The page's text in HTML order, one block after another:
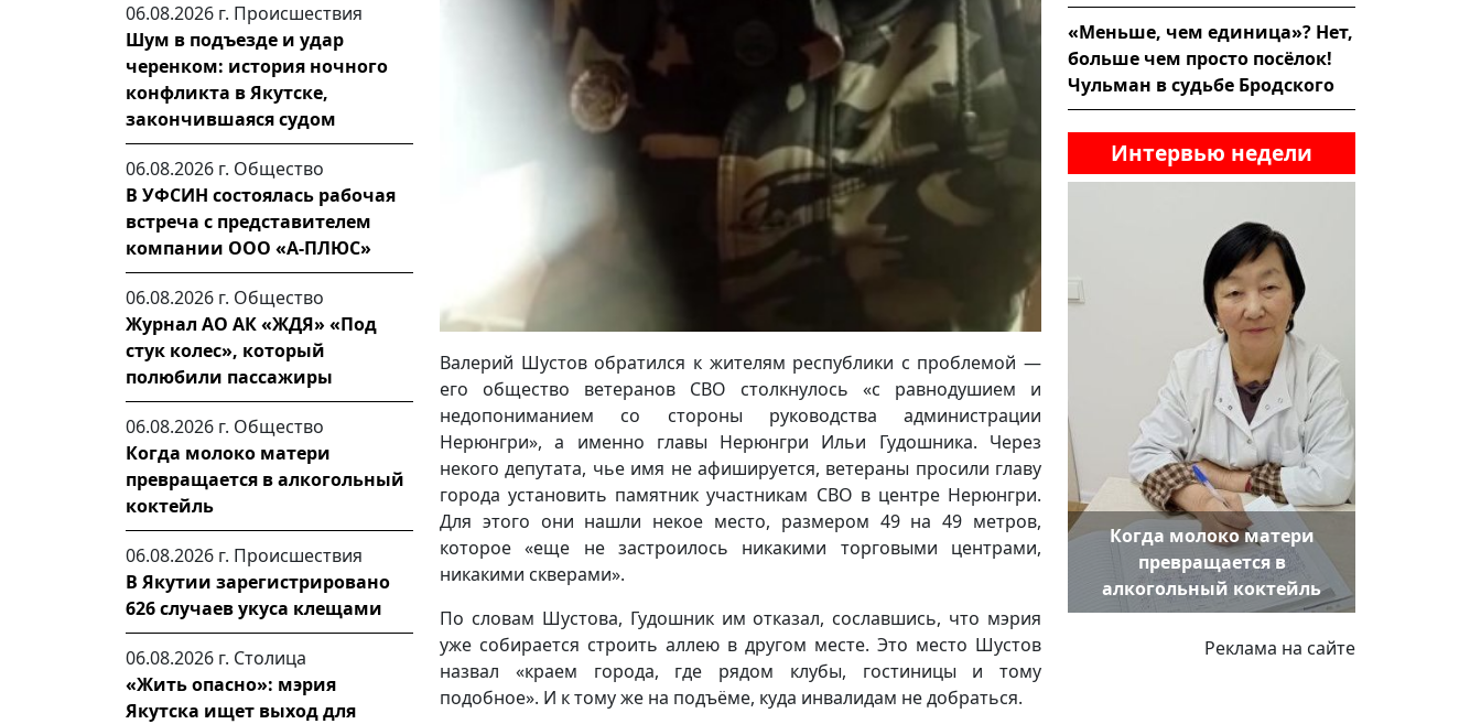
06.08.2026 г. Происшествия
Шум в подъезде и удар
черенком: история ночного
конфликта в Якутске,
закончившаяся судом
06.08.2026 г. Общество
В УФСИН состоялась рабочая
встреча с представителем
компании ООО «А-ПЛЮС»
06.08.2026 г. Общество
Журнал АО АК «ЖДЯ» «Под
стук колес», который
полюбили пассажиры
06.08.2026 г. Общество
Когда молоко матери
превращается в алкогольный
коктейль
06.08.2026 г. Происшествия
В Якутии зарегистрировано
626 случаев укуса клещами
06.08.2026 г. Столица
«Жить опасно»: мэрия
Якутска ищет выход для
Валерий Шустов обратился к жителям республики с проблемой —
его общество ветеранов СВО столкнулось «с равнодушием и
недопониманием со стороны руководства администрации
Нерюнгри», а именно главы Нерюнгри Ильи Гудошника. Через
некого депутата, чье имя не афишируется, ветераны просили главу
города установить памятник участникам СВО в центре Нерюнгри.
Для этого они нашли некое место, размером 49 на 49 метров,
которое «еще не застроилось никакими торговыми центрами,
никакими скверами».
По словам Шустова, Гудошник им отказал, сославшись, что мэрия
уже собирается строить аллею в другом месте. Это место Шустов
назвал «краем города, где рядом клубы, гостиницы и тому
подобное». И к тому же на подъёме, куда инвалидам не добраться.
«Меньше, чем единица»? Нет,
больше чем просто посёлок!
Чульман в судьбе Бродского
Интервью недели
Когда молоко матери
превращается в
алкогольный коктейль
Реклама на сайте